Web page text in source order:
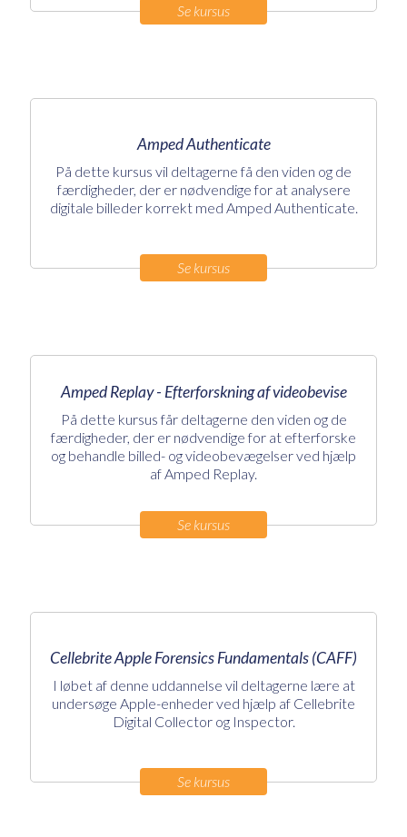
Se kursus
Amped Authenticate
På dette kursus vil deltagerne få den viden og de
færdigheder, der er nødvendige for at analysere
digitale billeder korrekt med Amped Authenticate.
Se kursus
Amped Replay - Efterforskning af videobevise
På dette kursus får deltagerne den viden og de
færdigheder, der er nødvendige for at efterforske
og behandle billed- og videobevægelser ved hjælp
af Amped Replay.
Se kursus
Cellebrite Apple Forensics Fundamentals (CAFF)
I løbet af denne uddannelse vil deltagerne lære at
undersøge Apple-enheder ved hjælp af Cellebrite
Digital Collector og Inspector.
Se kursus